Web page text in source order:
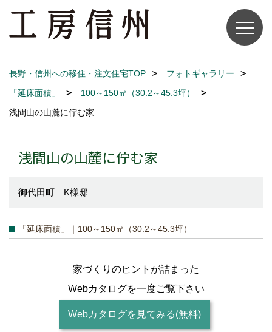
長野・信州への移住・注文住宅TOP
フォトギャラリー
「延床面積」
100～150㎡（30.2～45.3坪）
浅間山の山麓に佇む家
浅間山の山麓に佇む家
御代田町 K様邸
「延床面積」｜100～150㎡（30.2～45.3坪）
家づくりのヒントが詰まった
Webカタログを一度ご覧下さい
Webカタログを見てみる(無料)